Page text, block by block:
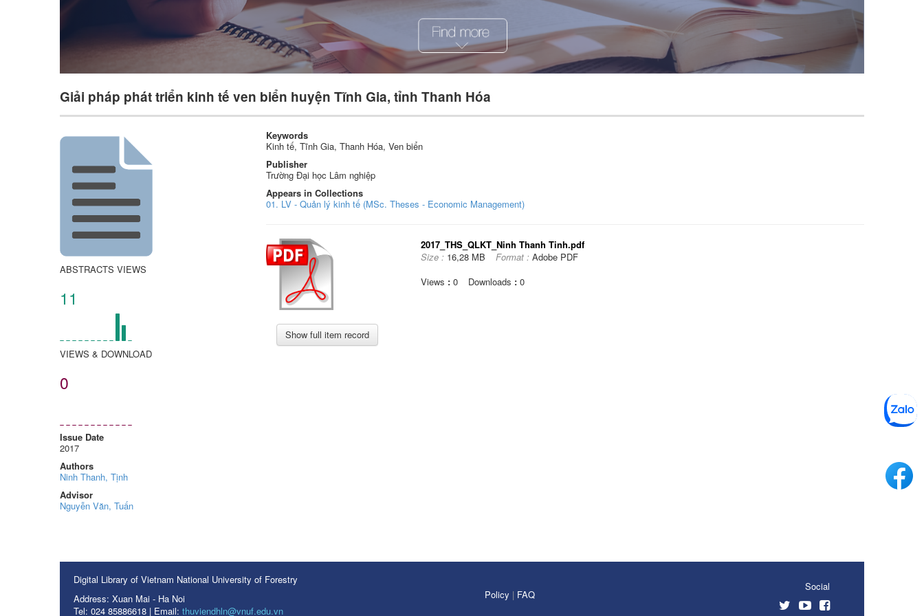
Giải pháp phát triển kinh tế ven biển huyện Tĩnh Gia, tỉnh Thanh Hóa
ABSTRACTS VIEWS
11
VIEWS & DOWNLOAD
0
Issue Date
2017
Authors
Ninh Thanh, Tịnh
Advisor
Nguyễn Văn, Tuấn
Keywords
Kinh tế, Tĩnh Gia, Thanh Hóa, Ven biển
Publisher
Trường Đại học Lâm nghiệp
Appears in Collections
01. LV - Quản lý kinh tế (MSc. Theses - Economic Management)
2017_THS_QLKT_Ninh Thanh Tinh.pdf
Size : 16,28 MB Format : Adobe PDF
Views : 0 Downloads : 0
Show full item record
Digital Library of Vietnam National University of Forestry
Address: Xuan Mai - Ha Noi
Tel: 024 85886618 | Email: thuviendhln@vnuf.edu.vn
Policy | FAQ
Social